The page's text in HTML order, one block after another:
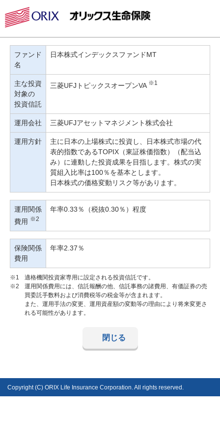
ファンド
名
日本株式インデックスファンドMT
主な投資
対象の
投資信託
三菱UFJトピックスオープンVA ※1
運用会社 三菱UFJアセットマネジメント株式会社
運用方針
主に日本の上場株式に投資し、日本株式市場の代
表的指数であるTOPIX（東証株価指数）（配当込
み）に連動した投資成果を目指します。株式の実
質組入比率は100％を基本とします。
日本株式の価格変動リスク等があります。
運用関係
費用 ※2
年率0.33％（税抜0.30％）程度
保険関係
費用
年率2.37％
※1
適格機関投資家専用に設定される投資信託です。
※2
運用関係費用には、信託報酬の他、信託事務の諸費用、有価証券の売
買委託手数料および消費税等の税金等が含まれます。
また、運用手法の変更、運用資産額の変動等の理由により将来変更さ
れる可能性があります。
閉じる
Copyright (C) ORIX Life Insurance Corporation. All rights reserved.